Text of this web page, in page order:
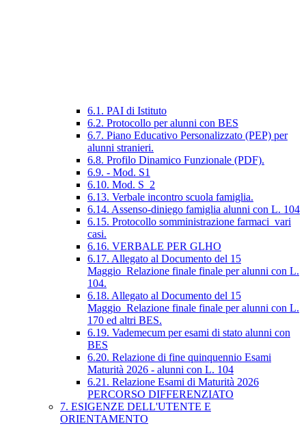
6.1. PAI di Istituto
6.2. Protocollo per alunni con BES
6.7. Piano Educativo Personalizzato (PEP) per
alunni stranieri.
6.8. Profilo Dinamico Funzionale (PDF).
6.9. - Mod. S1
6.10. Mod. S_2
6.13. Verbale incontro scuola famiglia.
6.14. Assenso-diniego famiglia alunni con L. 104
6.15. Protocollo somministrazione farmaci_vari
casi.
6.16. VERBALE PER GLHO
6.17. Allegato al Documento del 15
Maggio_Relazione finale finale per alunni con L.
104.
6.18. Allegato al Documento del 15
Maggio_Relazione finale finale per alunni con L.
170 ed altri BES.
6.19. Vademecum per esami di stato alunni con
BES
6.20. Relazione di fine quinquennio Esami
Maturità 2026 - alunni con L. 104
6.21. Relazione Esami di Maturità 2026
PERCORSO DIFFERENZIATO
7. ESIGENZE DELL'UTENTE E
ORIENTAMENTO